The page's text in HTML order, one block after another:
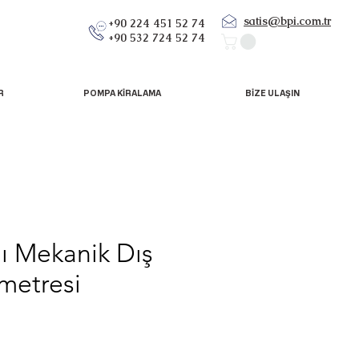
+90 224 451 52 74
+90 532 724 52 74
satis@bpi.com.tr
POMPA KİRALAMA BİZE ULAŞIN
Mekanik Dış